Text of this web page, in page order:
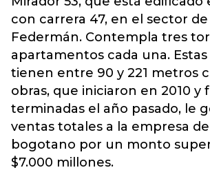
con carrera 47, en el sector
Federmán. Contempla tres
apartamentos cada una.
tienen entre 90 y 221 metros
obras, que iniciaron en 2010 y
terminadas el año pasado, le
ventas totales a la empresa
bogotano por un monto
$7.000 millones.